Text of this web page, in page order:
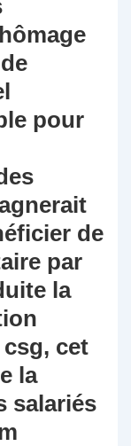
pour
de
par
la
cet
la
salariés